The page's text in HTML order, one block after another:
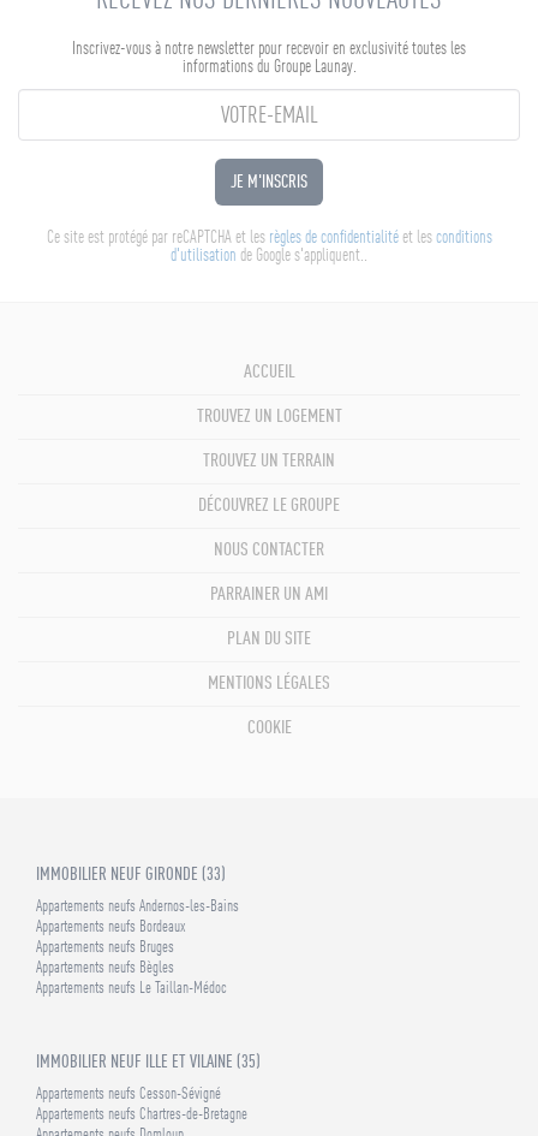
Inscrivez-vous à notre newsletter pour recevoir en exclusivité toutes les
informations du Groupe Launay.
JE M'INSCRIS
Ce site est protégé par reCAPTCHA et les règles de confidentialitéet les conditions
d'utilisation de Google s'appliquent..
ACCUEIL
TROUVEZ UN LOGEMENT
TROUVEZ UN TERRAIN
DÉCOUVREZ LE GROUPE
NOUS CONTACTER
PARRAINER UN AMI
PLAN DU SITE
MENTIONS LÉGALES
COOKIE
IMMOBILIER NEUF GIRONDE (33)
Appartements neufs Andernos-les-Bains
Appartements neufs Bordeaux
Appartements neufs Bruges
Appartements neufs Bègles
Appartements neufs Le Taillan-Médoc
IMMOBILIER NEUF ILLE ET VILAINE (35)
Appartements neufs Cesson-Sévigné
Appartements neufs Chartres-de-Bretagne